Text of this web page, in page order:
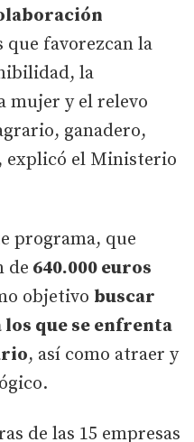
que favorezcan la
la
mujer y el relevo
ganadero,
explicó el Ministerio
programa, que
de 640.000 euros
objetivo buscar
que se enfrenta
, así como atraer y
de las 15 empresas